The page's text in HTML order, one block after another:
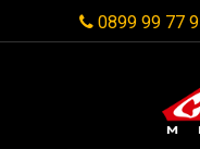
0899 99 77